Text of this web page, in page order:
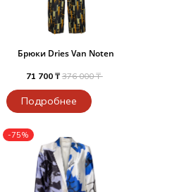
Брюки Dries Van Noten
71 700 ₸ 376 000 ₸
Подробнее
-75%